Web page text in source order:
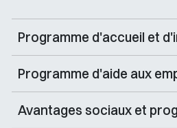
Programme d'accueil et
Programme d'aide aux
Avantages sociaux et